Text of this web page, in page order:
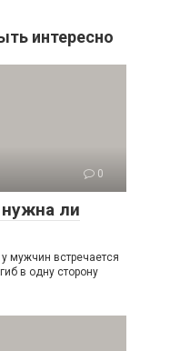
интересно
0
ли
мужчин встречается
в одну сторону